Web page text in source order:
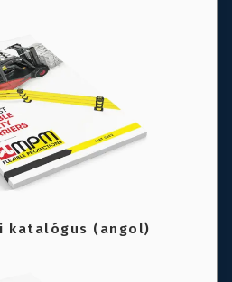
katalógus (angol)